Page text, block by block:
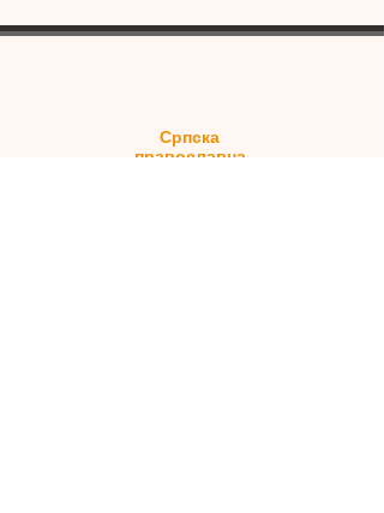
Српска
православна